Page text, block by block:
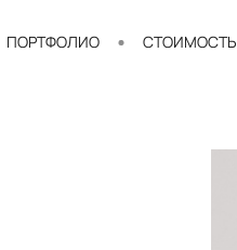
ПОРТФОЛИО СТОИМОСТЬ